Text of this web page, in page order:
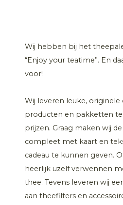
Wij hebben bij het
“Enjoy your teatime”. En
voor!
Wij leveren leuke, originele
producten en pakketten
prijzen. Graag maken wij
compleet met kaart en
cadeau te kunnen geven.
heerlijk uzelf verwennen
thee. Tevens leveren wij
aan theefilters en